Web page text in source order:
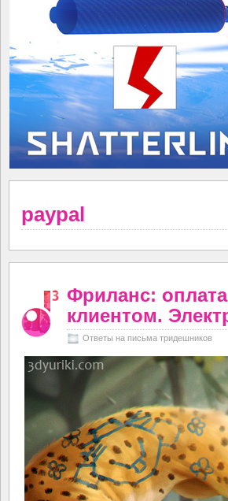
paypal
Фриланс:
клиентом.
Ответы на письма тридешников